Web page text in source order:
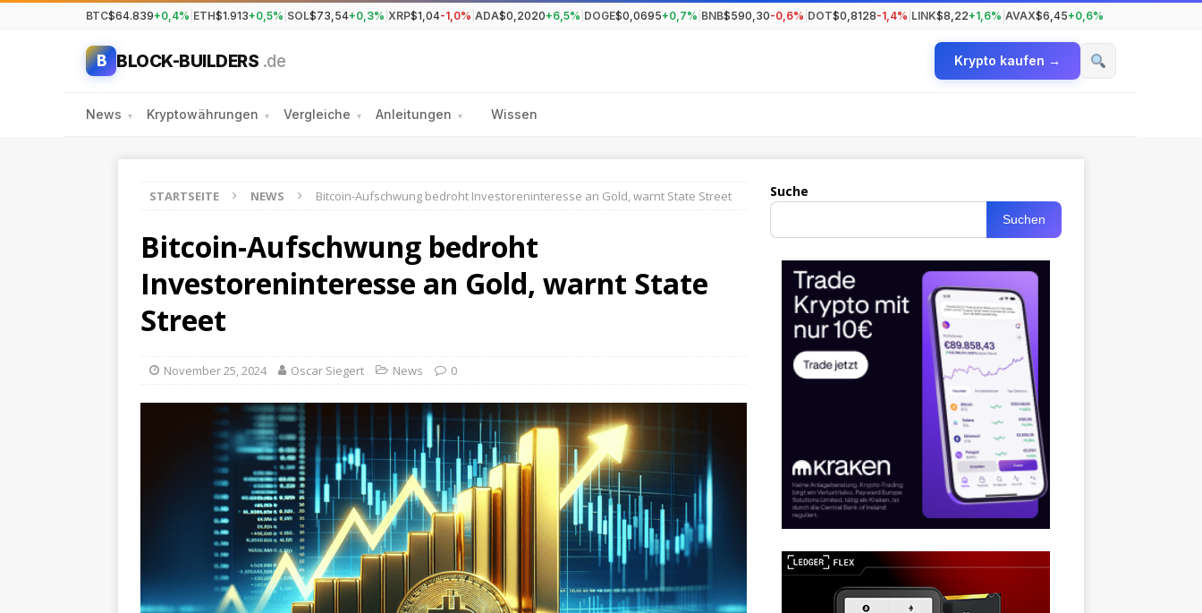
BTC$64.839+0,4% ETH$1.913+0,5% SOL$73,54+0,3% XRP$1,04-1,0% ADA$0,2020+6,5% DOGE$0,0695+0,7% BNB$590,30-0,6% DOT$0,8128-1,4% LINK$8,22+1,6% AVAX$6,45+0,6%
B BLOCK-BUILDERS .de Krypto kaufen →
News ▾ Kryptowährungen ▾ Vergleiche ▾ Anleitungen ▾ Wissen
STARTSEITE NEWS Bitcoin-Aufschwung bedroht Investoreninteresse an Gold, warnt State Street
Bitcoin-Aufschwung bedroht
Investoreninteresse an Gold, warnt State
Street
November 25, 2024 Oscar Siegert News 0
Suche
Suchen